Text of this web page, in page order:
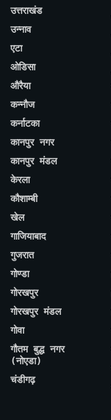
उत्तराखंड
उन्नाव
एटा
ओडिसा
औरैया
कन्नौज
कर्नाटका
कानपुर नगर
कानपुर मंडल
केरला
कौशाम्बी
खेल
गाजियाबाद
गुजरात
गोण्डा
गोरखपुर
गोरखपुर मंडल
गोवा
गौतम बुद्ध नगर
(नोएडा)
चंडीगढ़